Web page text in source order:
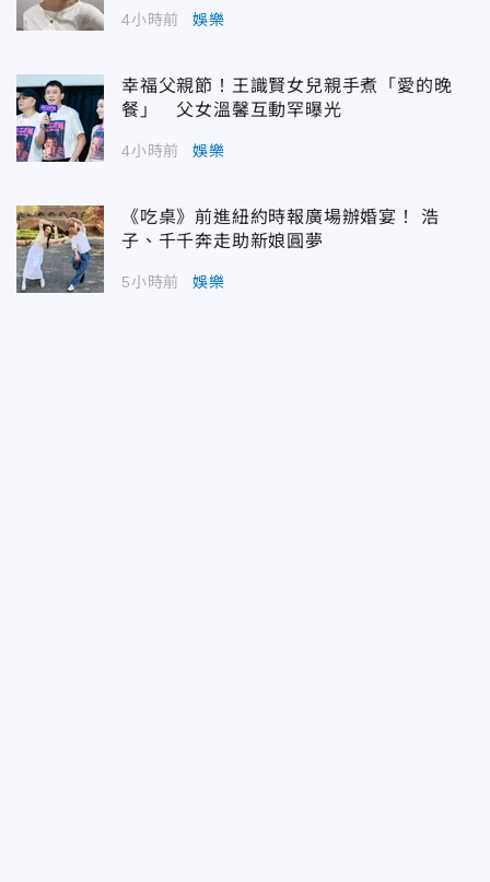
4小時前 娛樂
幸福父親節！王識賢女兒親手煮「愛的晚
餐」 父女溫馨互動罕曝光
4小時前 娛樂
《吃桌》前進紐約時報廣場辦婚宴！ 浩
子、千千奔走助新娘圓夢
5小時前 娛樂